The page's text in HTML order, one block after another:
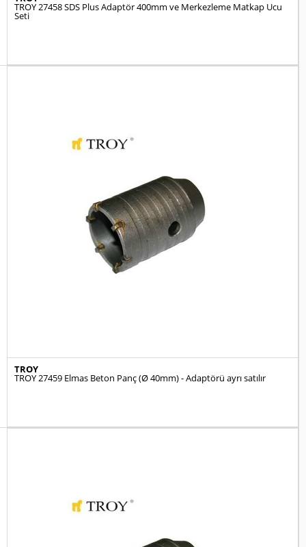
TROY 27458 SDS Plus Adaptör 400mm ve Merkezleme Matkap Ucu
Seti
TROY
TROY 27459 Elmas Beton Panç (Ø 40mm) - Adaptörü ayrı satılır